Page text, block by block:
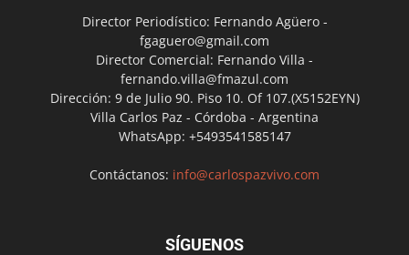
Director Periodístico: Fernando Agüero -
fgaguero@gmail.com
Director Comercial: Fernando Villa -
fernando.villa@fmazul.com
Dirección: 9 de Julio 90. Piso 10. Of 107.(X5152EYN)
Villa Carlos Paz - Córdoba - Argentina
WhatsApp: +5493541585147
Contáctanos: info@carlospazvivo.com
SÍGUENOS